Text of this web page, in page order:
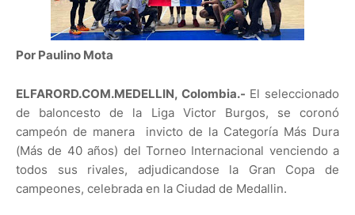
Por Paulino Mota
ELFARORD.COM.MEDELLIN, Colombia.- El seleccionado
de baloncesto de la Liga Victor Burgos, se coronó
campeón de manera invicto de la Categoría Más Dura
(Más de 40 años) del Torneo Internacional venciendo a
todos sus rivales, adjudicandose la Gran Copa de
campeones, celebrada en la Ciudad de Medallin.